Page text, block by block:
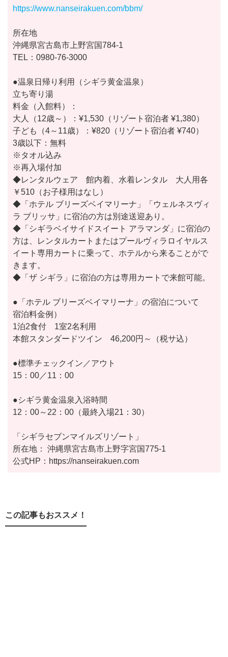
https://www.nanseirakuen.com/bbm/
所在地
沖縄県宮古島市上野宮国784-1
TEL：0980-76-3000
●温泉日帰り利用（シギラ黄金温泉）
立ち寄り湯
料金（入館料）：
大人（12歳～）：¥1,530（リゾート宿泊者 ¥1,380）
子ども（4～11歳）：¥820（リゾート宿泊者 ¥740）
3歳以下：無料
※タオル込み
※再入場付加
◆レンタルウェア 館内着、水着レンタル 大人用各
￥510（お子様用はなし）
◆「ホテル ブリーズベイマリーナ」「ウェルネスヴィ
ラ ブリッサ」に宿泊の方は別途送迎あり。
◆「シギラベイサイドスイート アラマンダ」に宿泊の
方は、レンタルカートまたはプールヴィラロイヤルス
イート専用カートに乗って、ホテルから来ることがで
きます。
◆「ザ シギラ」に宿泊の方は専用カートで来館可能。
●「ホテル ブリーズベイマリーナ」の宿泊について
宿泊料金例）
1泊2食付 1室2名利用
本館スタンダードツイン 46,200円～（税サ込）
●標準チェックイン／アウト
15：00／11：00
●シギラ黄金温泉入浴時間
12：00～22：00（最終入場21：30）
「シギラセブンマイルズリゾート」
所在地： 沖縄県宮古島市上野字宮国775-1
公式HP：https://nanseirakuen.com
この記事もおススメ！